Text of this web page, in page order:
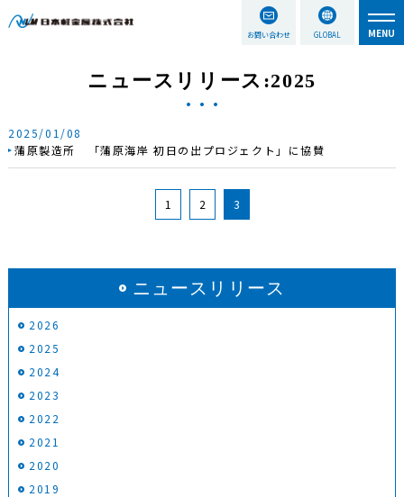
お問い合わせ GLOBAL
ニュースリリース:2025
2025/01/08
蒲原製造所 「蒲原海岸 初日の出プロジェクト」に協賛
1 2 3
ニュースリリース
2026
2025
2024
2023
2022
2021
2020
2019